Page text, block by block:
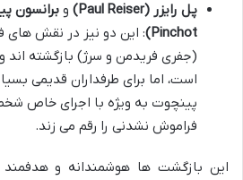
پل رایزر (Paul Reiser)
و
Pinchot) : این دو نیز در نقش های
(جفری فریدمن و سرژ) بازگشته
است، اما برای طرفداران قدیمی
پینچوت به ویژه با اجرای خاص
فراموش نشدنی را رقم می زند.
این بازگشت ها هوشمندانه و